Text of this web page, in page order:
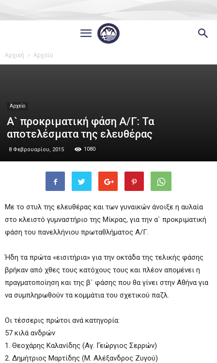
Αρχική Αρχείο
Αρχείο
Α` προκριματική φάση Α/Γ: Τα
αποτελέσματα της ελευθέρας
8 Φεβρουαρίου, 2015 1080
Με το στυλ της ελευθέρας και των γυναικών άνοιξε η αυλαία
στο κλειστό γυμναστήριο της Μίκρας, για την α` προκριματική
φάση του πανελλήνιου πρωταθλήματος Α/Γ.
Ήδη τα πρώτα «εισιτήρια» για την οκτάδα της τελικής φάσης
βρήκαν από χθες τους κατόχους τους και πλέον απομένει η
πραγματοποίηση και της β` φάσης που θα γίνει στην Αθήνα για
να συμπληρωθούν τα κομμάτια του σχετικού παζλ.
Οι τέσσερις πρώτοι ανά κατηγορία:
57 κιλά ανδρών
1. Θεοχάρης Καλανίδης (Αγ. Γεώργιος Σερρών)
2. Δημήτριος Μαρτίδης (Μ. Αλέξανδρος Ζυγού)